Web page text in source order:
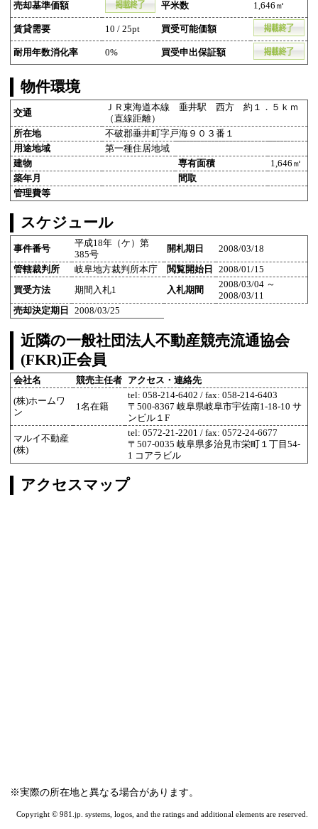
売却基準価額 平米数 1,646㎡
賃貸需要 10 / 25pt 買受可能価額
耐用年数消化率 0% 買受申出保証額
物件環境
交通
ＪＲ東海道本線 垂井駅 西方 約１．５ｋｍ
（直線距離）
所在地
不破郡垂井町字戸海９０３番１
用途地域
第一種住居地域
建物
専有面積
1,646㎡
築年月
間取
管理費等
スケジュール
事件番号
平成18年（ケ）第
385号
開札期日 2008/03/18
管轄裁判所 岐阜地方裁判所本庁 閲覧開始日 2008/01/15
買受方法 期間入札1 入札期間
2008/03/04 ～
2008/03/11
売却決定期日
2008/03/25
近隣の一般社団法人不動産競売流通協会
(FKR)正会員
会社名 競売主任者 アクセス・連絡先
(株)ホームワ
ン
1名在籍
tel: 058-214-6402 / fax: 058-214-6403
〒500-8367 岐阜県岐阜市宇佐南1-18-10 サ
ンビル１F
マルイ不動産
(株)
tel: 0572-21-2201 / fax: 0572-24-6677
〒507-0035 岐阜県多治見市栄町１丁目54-
1 コアラビル
アクセスマップ
※実際の所在地と異なる場合があります。
Copyright © 981.jp. systems, logos, and the ratings and additional elements are reserved.